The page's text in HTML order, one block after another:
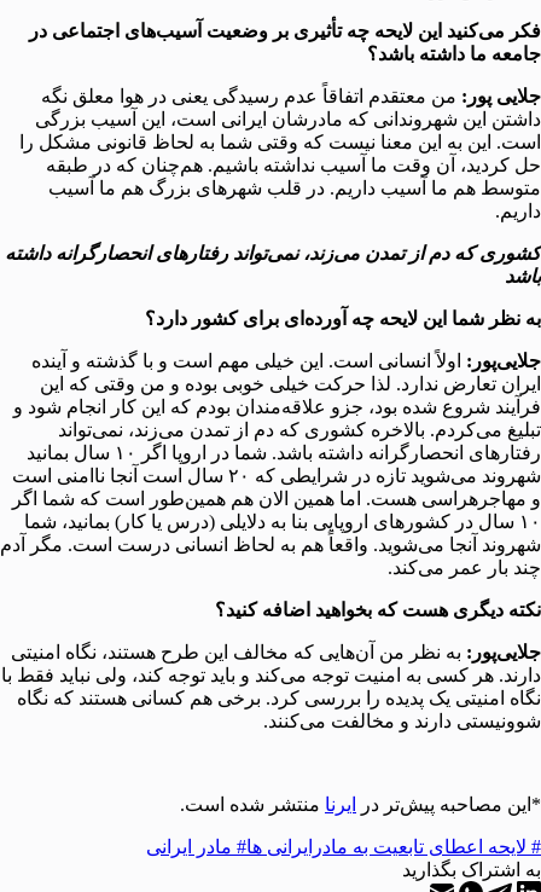
فکر می‌کنید این لایحه چه تأثیری بر وضعیت آسیب‌های اجتماعی در
جامعه ما داشته باشد؟
جلایی پور: من معتقدم اتفاقاً عدم رسیدگی یعنی در هوا معلق نگه
داشتن این شهروندانی که مادرشان ایرانی است، این آسیب بزرگی
است. این به این معنا نیست که وقتی شما به لحاظ قانونی مشکل را
حل کردید، آن وقت ما آسیب نداشته باشیم. هم‌چنان که در طبقه
متوسط هم ما آسیب داریم. در قلب شهرهای بزرگ هم ما آسیب
داریم.
کشوری که دم از تمدن می‌زند، نمی‌تواند رفتارهای انحصارگرانه داشته
باشد
به نظر شما این لایحه چه آورده‌ای برای کشور دارد؟
جلایی‌پور: اولاً انسانی است. این خیلی مهم است و با گذشته و آینده
ایران تعارض ندارد. لذا حرکت خیلی خوبی بوده و من وقتی که این
فرآیند شروع شده بود، جزو علاقه‌مندان بودم که این کار انجام شود و
تبلیغ می‌کردم. بالاخره کشوری که دم از تمدن می‌زند، نمی‌تواند
رفتارهای انحصارگرانه داشته باشد. شما در اروپا اگر ۱۰ سال بمانید
شهروند می‌شوید تازه در شرایطی که ۲۰ سال است آنجا ناامنی است
و مهاجرهراسی هست. اما همین الان هم همین‌طور است که شما اگر
۱۰ سال در کشورهای اروپایی بنا به دلایلی (درس یا کار) بمانید، شما
شهروند آنجا می‌شوید. واقعاً هم به لحاظ انسانی درست است. مگر آدم
چند بار عمر می‌کند.
نکته دیگری هست که بخواهید اضافه کنید؟
جلایی‌پور: به نظر من آن‌هایی که مخالف این طرح هستند، نگاه امنیتی
دارند. هر کسی به امنیت توجه می‌کند و باید توجه کند، ولی نباید فقط با
نگاه امنیتی یک پدیده را بررسی کرد. برخی هم کسانی هستند که نگاه
شوونیستی دارند و مخالفت می‌کنند.
*این مصاحبه پیش‌تر در ایرنا منتشر شده است.
# لایحه اعطای تابعیت به مادرایرانی ها# مادر ایرانی
به اشتراک بگذارید